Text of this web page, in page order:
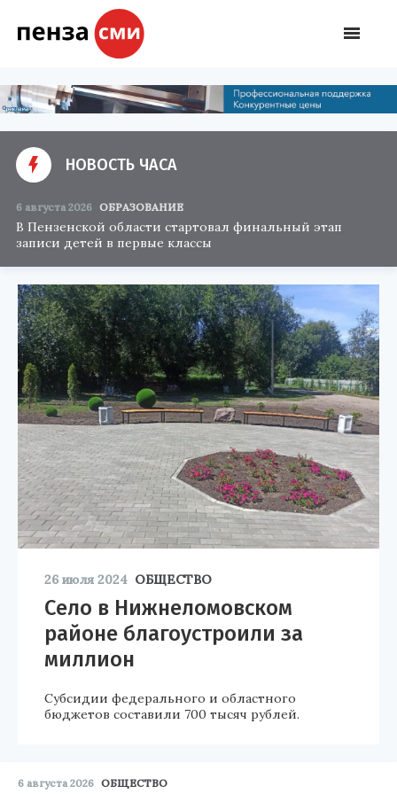
НОВОСТЬ ЧАСА
6 августа 2026 ОБРАЗОВАНИЕ
В Пензенской области стартовал финальный этап
записи детей в первые классы
26 июля 2024 ОБЩЕСТВО
Село в Нижнеломовском
районе благоустроили за
миллион
Субсидии федерального и областного
бюджетов составили 700 тысяч рублей.
6 августа 2026 ОБЩЕСТВО